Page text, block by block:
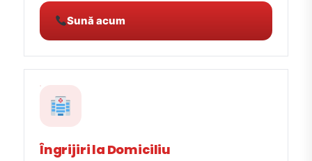
Sună acum
Îngrijiri la Domiciliu